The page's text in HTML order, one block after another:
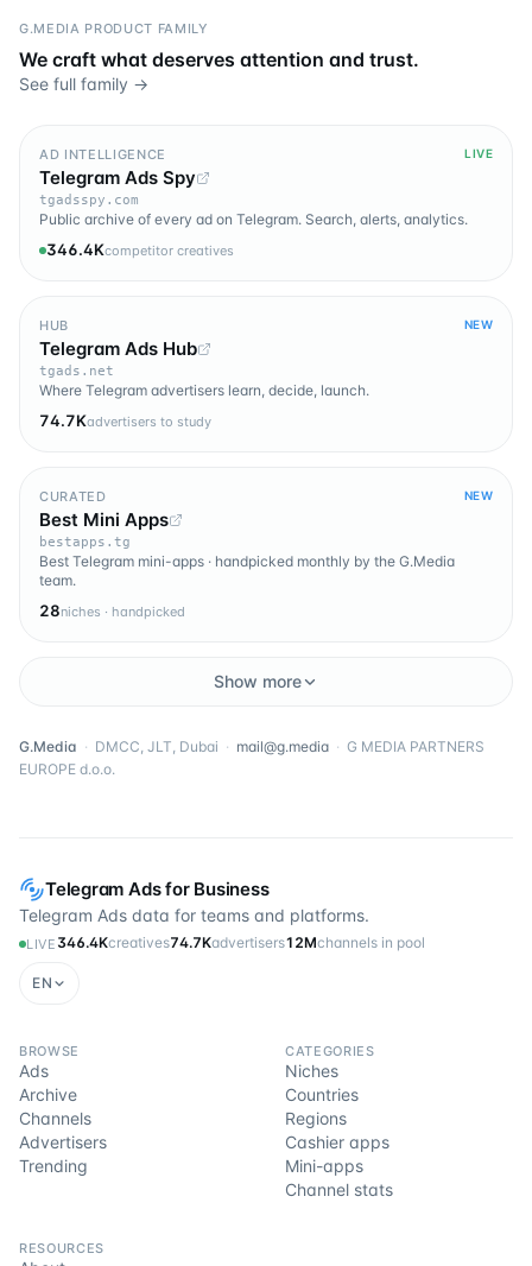
Telegram Ads for Business
Telegram Ads data for teams and platforms.
LIVE 346.4Kcreatives74.7Kadvertisers12Mchannels in pool
EN
BROWSE
Ads
Archive
Channels
Advertisers
Trending
CATEGORIES
Niches
Countries
Regions
Cashier apps
Mini-apps
Channel stats
RESOURCES
G.MEDIA PRODUCT FAMILY
We craft what deserves attention and trust.
See full family →
AD INTELLIGENCE LIVE
Telegram Ads Spy
tgadsspy.com
Public archive of every ad on Telegram. Search, alerts, analytics.
346.4Kcompetitor creatives
HUB NEW
Telegram Ads Hub
tgads.net
Where Telegram advertisers learn, decide, launch.
74.7Kadvertisers to study
CURATED NEW
Best Mini Apps
bestapps.tg
Best Telegram mini-apps · handpicked monthly by the G.Media
team.
28niches · handpicked
Show more
G.Media · DMCC, JLT, Dubai · mail@g.media · G MEDIA PARTNERS
EUROPE d.o.o.